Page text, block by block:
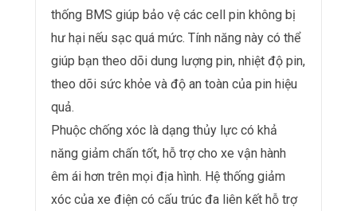
thống BMS giúp bảo vệ các cell pin không bị
hư hại nếu sạc quá mức. Tính năng này có thể
giúp bạn theo dõi dung lượng pin, nhiệt độ pin,
theo dõi sức khỏe và độ an toàn của pin hiệu
quả.
Phuộc chống xóc là dạng thủy lực có khả
năng giảm chấn tốt, hỗ trợ cho xe vận hành
êm ái hơn trên mọi địa hình. Hệ thống giảm
xóc của xe điện có cấu trúc đa liên kết hỗ trợ